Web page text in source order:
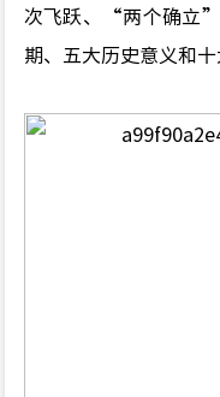
次飞跃、“两个确立”
期、五大历史意义和十